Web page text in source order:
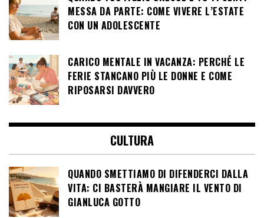
MESSA DA PARTE: COME VIVERE L’ESTATE
CON UN ADOLESCENTE
CARICO MENTALE IN VACANZA: PERCHÉ LE
FERIE STANCANO PIÙ LE DONNE E COME
RIPOSARSI DAVVERO
CULTURA
QUANDO SMETTIAMO DI DIFENDERCI DALLA
VITA: CI BASTERÀ MANGIARE IL VENTO DI
GIANLUCA GOTTO